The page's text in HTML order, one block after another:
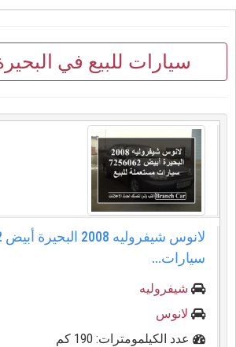
سيارات للبيع في
سيارات...
شيفروليه
لانوس
عدد الكيلمومترات: 190 كم